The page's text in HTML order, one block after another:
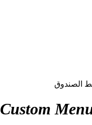
الصندوق
Custom